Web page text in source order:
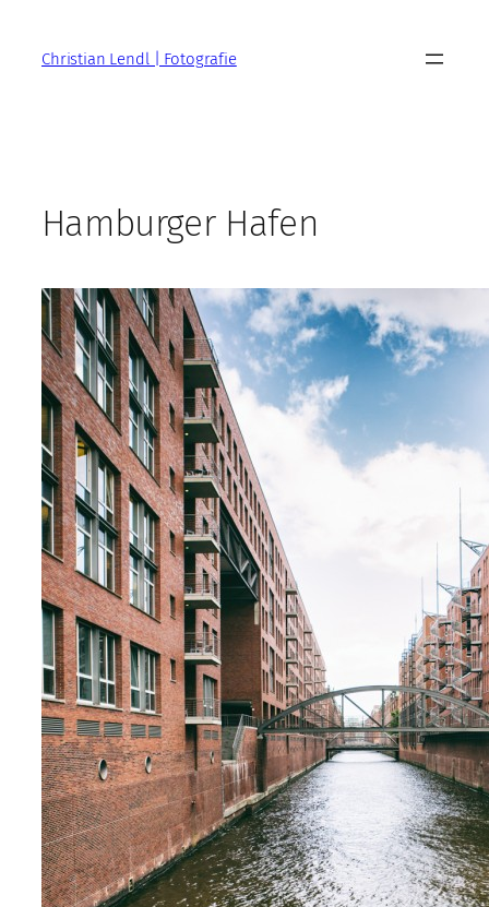
springenChristian Lendl | Fotografie
Hamburger Hafen